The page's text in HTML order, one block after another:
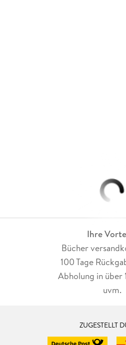
Ihre
Bücher
100 Tage
Abholung in über
uvm.
ZUGESTELLT